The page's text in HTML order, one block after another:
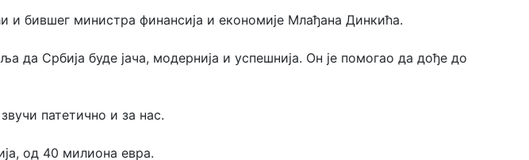
и бившег министра финансија и економије Млађана Динкића.
да Србија буде јача, модернија и успешнија. Он је помогао да дође до
патетично и за нас.
од 40 милиона евра.